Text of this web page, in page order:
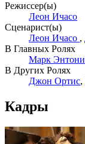
Режиссер(ы)
Леон Ичасо
Сценарист(ы)
Леон Ичасо ,
В Главных Ролях
Марк Энтони
В Других Ролях
Джон Ортис,
Кадры